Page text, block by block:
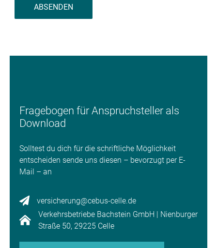
Fragebogen für Anspruchsteller als
Download
Solltest du dich für die schriftliche Möglichkeit
entscheiden sende uns diesen – bevorzugt per E-
Mail – an
versicherung@cebus-celle.de
Verkehrsbetriebe Bachstein GmbH | Nienburger
Straße 50, 29225 Celle